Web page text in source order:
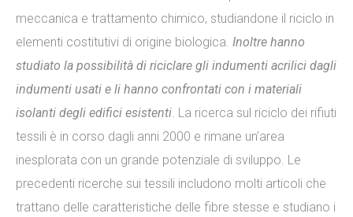
meccanica e trattamento chimico, studiandone il riciclo in
elementi costitutivi di origine biologica. Inoltre hanno
studiato la possibilità di riciclare gli indumenti acrilici dagli
indumenti usati e li hanno confrontati con i materiali
isolanti degli edifici esistenti. La ricerca sul riciclo dei rifiuti
tessili è in corso dagli anni 2000 e rimane un’area
inesplorata con un grande potenziale di sviluppo. Le
precedenti ricerche sui tessili includono molti articoli che
trattano delle caratteristiche delle fibre stesse e studiano i